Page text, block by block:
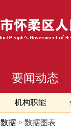
要闻动态
机构职能
数据 > 数据图表